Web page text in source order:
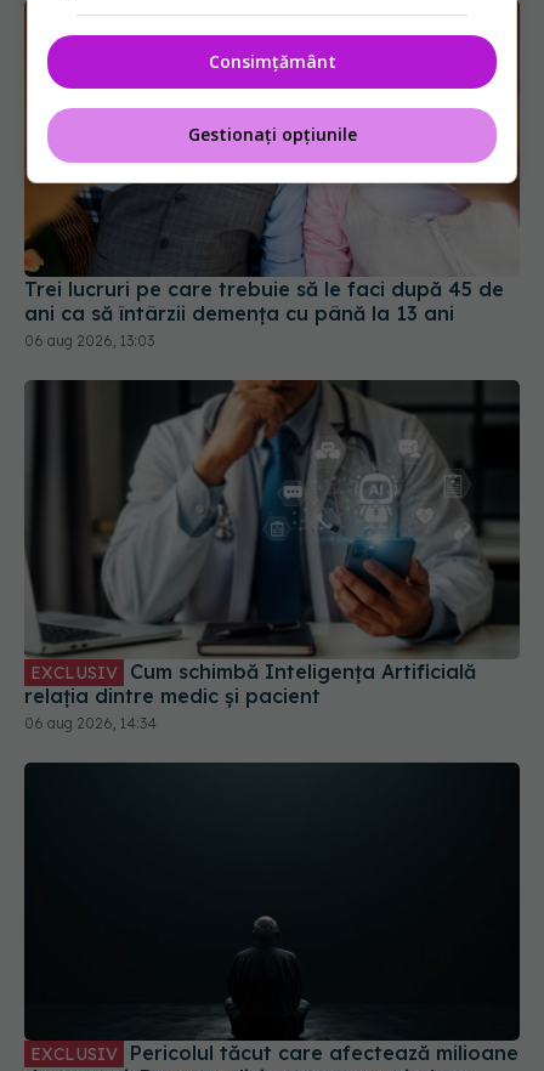
Trei lucruri pe care trebuie să le faci după 45 de
ani ca să întârzii demența cu până la 13 ani
06 aug 2026, 13:03
EXCLUSIV
relația dintre medic și pacient
06 aug 2026, 14:34
31 iul 2026, 21:20
Consimțământ
Gestionați opțiunile